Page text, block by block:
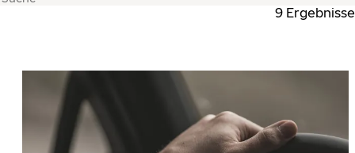
9 Ergebnisse